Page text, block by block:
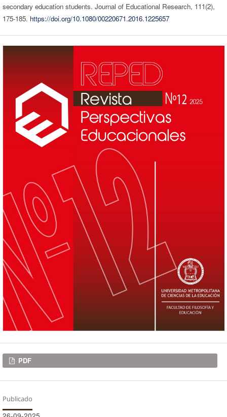
secondary education students. Journal of Educational Research, 111(2),
175-185. https://doi.org/10.1080/00220671.2016.1225657
Descargas
PDF
Publicado